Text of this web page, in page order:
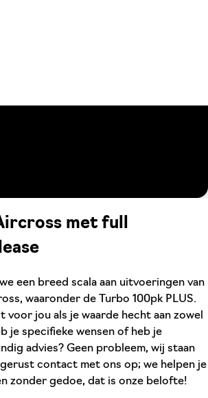
met full
een breed scala aan uitvoeringen van
waaronder de Turbo 100pk PLUS.
voor jou als je waarde hecht aan zowel
je specifieke wensen of heb je
advies? Geen probleem, wij staan
contact met ons op; we helpen je
zonder gedoe, dat is onze belofte!